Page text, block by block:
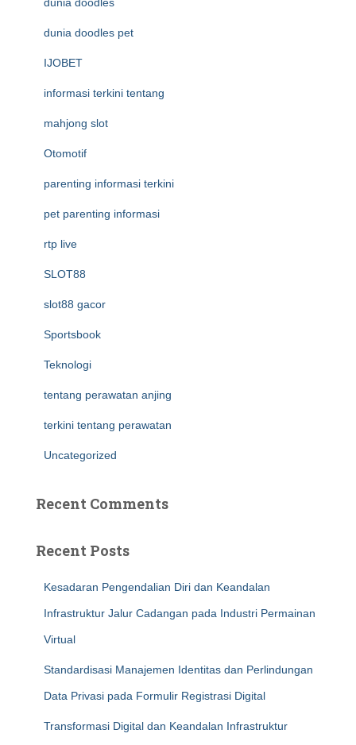
dunia doodles pet
IJOBET
informasi terkini tentang
mahjong slot
Otomotif
parenting informasi terkini
pet parenting informasi
rtp live
SLOT88
slot88 gacor
Sportsbook
Teknologi
tentang perawatan anjing
terkini tentang perawatan
Uncategorized
Recent Comments
Recent Posts
Kesadaran Pengendalian Diri dan Keandalan
Infrastruktur Jalur Cadangan pada Industri Permainan
Virtual
Standardisasi Manajemen Identitas dan Perlindungan
Data Privasi pada Formulir Registrasi Digital
Transformasi Digital dan Keandalan Infrastruktur